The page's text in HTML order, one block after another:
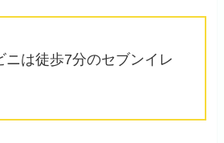
ニは徒歩7分のセブンイレ